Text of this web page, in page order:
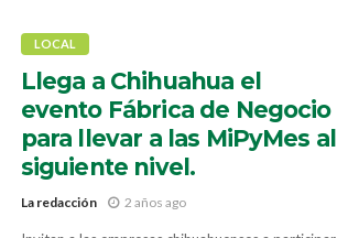
LOCAL
Llega a Chihuahua el
evento Fábrica de Negocio
para llevar a las MiPyMes al
siguiente nivel.
La redacción 2 años ago